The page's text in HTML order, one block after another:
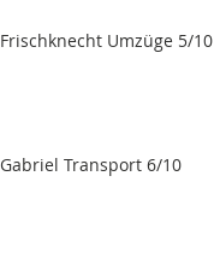
Frischknecht Umzüge 5/10
Gabriel Transport 6/10